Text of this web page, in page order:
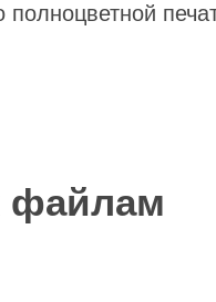
полноцветной
файлам